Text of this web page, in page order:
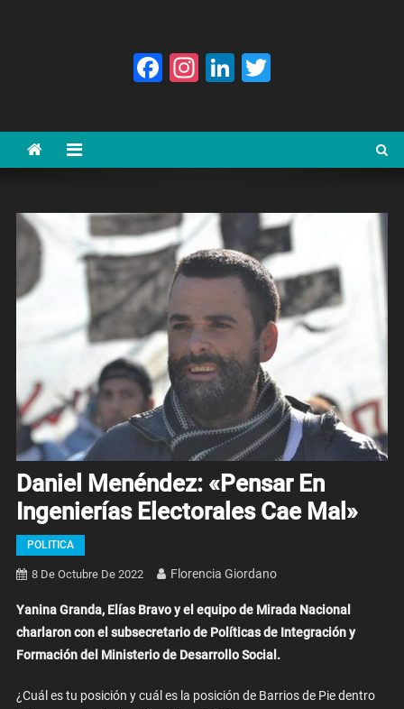
Facebook
Instagram
LinkedIn
Daniel Menéndez: «Pensar En
Ingenierías Electorales Cae Mal»
POLITICA
8 De Octubre De 2022 Florencia Giordano
Yanina Granda, Elías Bravo y el equipo de Mirada Nacional
charlaron con el subsecretario de Políticas de Integración y
Formación del Ministerio de Desarrollo Social.
¿Cuál es tu posición y cuál es la posición de Barrios de Pie dentro